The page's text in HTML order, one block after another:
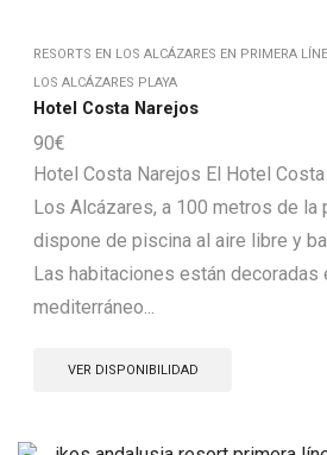
RESORTS EN LOS ALCÁZARES EN PRIMERA
LOS ALCÁZARES PLAYA
Hotel Costa Narejos
90€
Hotel Costa Narejos El Hotel
Los Alcázares, a 100 metros de la
dispone de piscina al aire libre y
Las habitaciones están decoradas
mediterráneo...
VER DISPONIBILIDAD